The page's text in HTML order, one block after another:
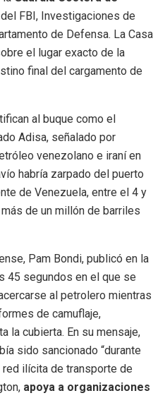
FBI, Investigaciones de
de Defensa. La Casa
el lugar exacto de la
final del cargamento de
al buque como el
Adisa, señalado por
venezolano e iraní en
habría zarpado del puerto
de Venezuela, entre el 4 y
de un millón de barriles
Pam Bondi, publicó en la
45 segundos en el que se
al petrolero mientras
de camuflaje,
la cubierta. En su mensaje,
sido sancionado “durante
red ilícita de transporte de
apoya a organizaciones